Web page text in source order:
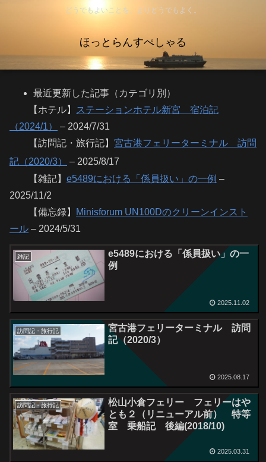
どうでもよいことを、よりどうでもよく。
ほっとらんすぺしゃる
最近更新した記事（カテゴリ別）
【ホテル】
ステーションホテル新宮 宿泊記
（2024/1）
– 2024/7/31
【訪問記・旅行記】 宮古港フェリーターミナル 訪問
記（2020/3）
– 2025/8/17
【雑記】 e5489における「係員扱い」の一例 –
2025/11/2
【備忘録】
Minisforum UN100Dのクリーンインスト
ール – 2024/5/31
雑記
e5489における「係員扱い」の一
例
2025.11.02
訪問記・旅行記
宮古港フェリーターミナル 訪問
記（2020/3）
2025.08.17
訪問記・旅行記
松山小倉フェリー フェリーはや
とも２（リニューアル前） 特等
室 乗船記 後編(2018/10)
2025.03.31